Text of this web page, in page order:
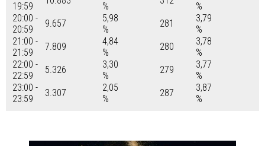
19:59
%
%
20:00 -
20:59
9.657
5,98
%
281
3,79
%
21:00 -
21:59
7.809
4,84
%
280
3,78
%
22:00 -
22:59
5.326
3,30
%
279
3,77
%
23:00 -
23:59
3.307
2,05
%
287
3,87
%